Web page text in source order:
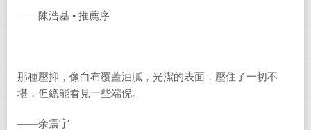
——陳浩基 • 推薦序
那種壓抑，像白布覆蓋油膩，光潔的表面，壓住了一切不
堪，但總能看見一些端倪。
——余震宇